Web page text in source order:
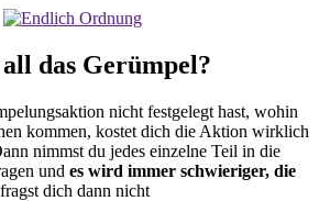
das Gerümpel?
nicht festgelegt hast, wohin
kommen, kostet dich die Aktion wirklich
nimmst du jedes einzelne Teil in die
und es wird immer schwieriger, die
dich dann nicht